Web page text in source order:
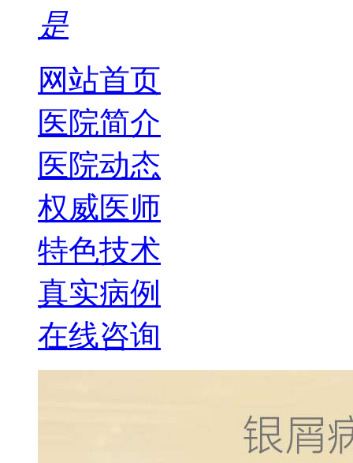
是
网站首页
医院简介
医院动态
权威医师
特色技术
真实病例
在线咨询